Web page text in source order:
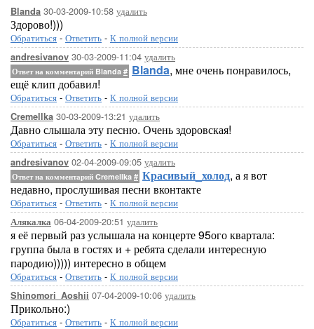
Blanda 30-03-2009-10:58 удалить
Здорово!)))
Обратиться - Ответить - К полной версии
andresivanov 30-03-2009-11:04 удалить
Ответ на комментарий Blanda # Blanda, мне очень понравилось,
ещё клип добавил!
Обратиться - Ответить - К полной версии
Cremellka 30-03-2009-13:21 удалить
Давно слышала эту песню. Очень здоровская!
Обратиться - Ответить - К полной версии
andresivanov 02-04-2009-09:05 удалить
Ответ на комментарий Cremellka # Красивый_холод, а я вот
недавно, прослушивая песни вконтакте
Обратиться - Ответить - К полной версии
Алякалка 06-04-2009-20:51 удалить
я её первый раз услышала на концерте 95ого квартала:
группа была в гостях и + ребята сделали интересную
пародию))))) интересно в общем
Обратиться - Ответить - К полной версии
Shinomori_Aoshii 07-04-2009-10:06 удалить
Прикольно:)
Обратиться - Ответить - К полной версии